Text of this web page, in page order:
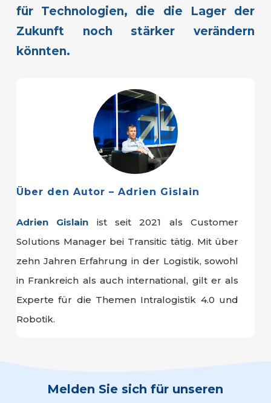
für Technologien, die die Lager der
Zukunft noch stärker verändern
könnten.
Über den Autor – Adrien Gislain
Adrien Gislain ist seit 2021 als Customer
Solutions Manager bei Transitic tätig. Mit über
zehn Jahren Erfahrung in der Logistik, sowohl
in Frankreich als auch international, gilt er als
Experte für die Themen Intralogistik 4.0 und
Robotik.
Melden Sie sich für unseren